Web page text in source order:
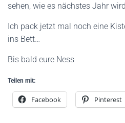
sehen, wie es nächstes Jahr
Ich pack jetzt mal noch eine
ins Bett…
Bis bald eure Ness
Teilen mit:
Facebook Pinterest